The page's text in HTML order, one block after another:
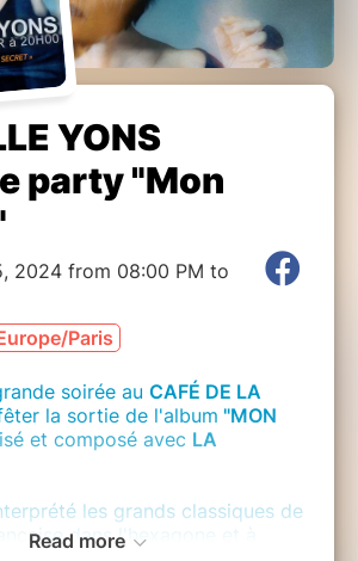
YONS
party "Mon
2024 from 08:00 PM to
Paris
soirée au CAFÉ DE LA
la sortie de l'album "MON
et composé avec LA
les grands classiques de
dans l'hexagone et à
Read more